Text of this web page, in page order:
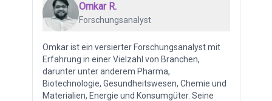
Omkar R.
Forschungsanalyst
Omkar ist ein versierter Forschungsanalyst mit
Erfahrung in einer Vielzahl von Branchen,
darunter unter anderem Pharma,
Biotechnologie, Gesundheitswesen, Chemie und
Materialien, Energie und Konsumgüter. Seine